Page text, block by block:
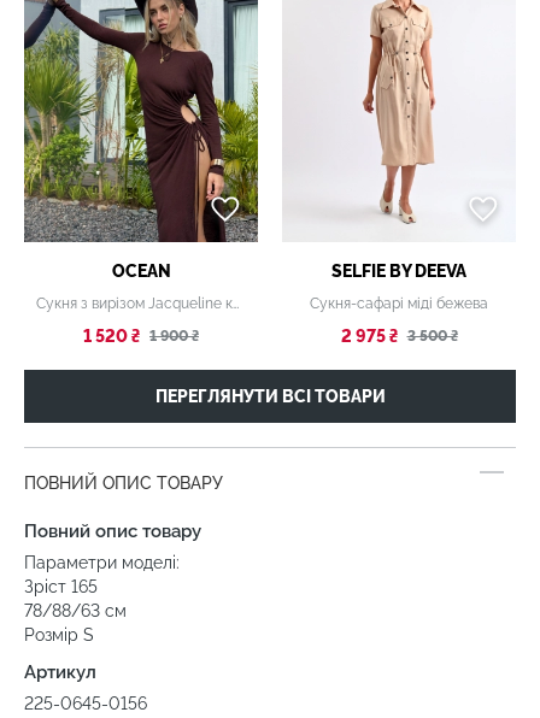
OCEAN
Сукня з вирізом Jacqueline коричнева
1 520 ₴ 1 900 ₴
SELFIE BY DEEVA
Сукня-сафарі міді бежева
2 975 ₴ 3 500 ₴
ПЕРЕГЛЯНУТИ ВСІ ТОВАРИ
ПОВНИЙ ОПИС ТОВАРУ
Повний опис товару
Параметри моделі:
Зріст 165
78/88/63 см
Розмір S
Артикул
225-0645-0156